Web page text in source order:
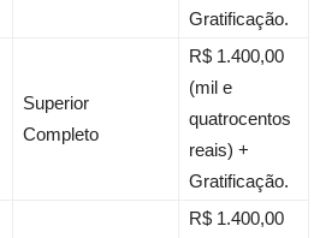
Gratificação.
Superior
Completo
R$ 1.400,00
(mil e
quatrocentos
reais) +
Gratificação.
R$ 1.400,00